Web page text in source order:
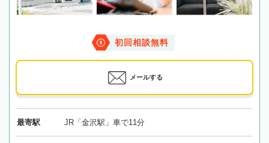
初回相談無料
メールする
最寄駅 JR「金沢駅」車で11分